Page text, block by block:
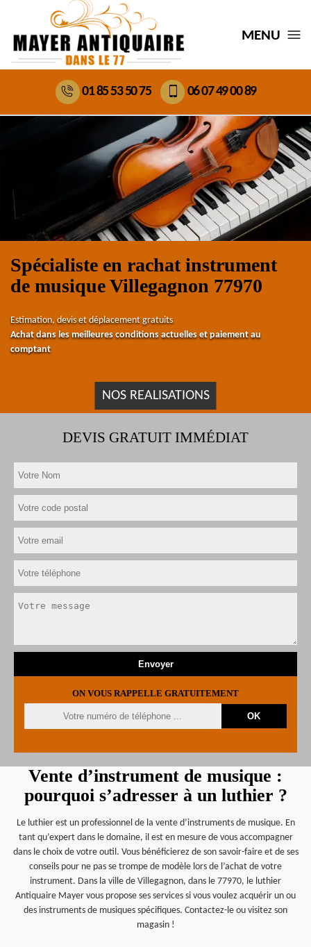
MENU
01 85 53 50 75 06 07 49 00 89
Spécialiste en rachat instrument
de musique Villegagnon 77970
Estimation, devis et déplacement gratuits
Achat dans les meilleures conditions actuelles et paiement au
comptant
NOS REALISATIONS
DEVIS GRATUIT IMMÉDIAT
ON VOUS RAPPELLE GRATUITEMENT
Vente d’instrument de musique :
pourquoi s’adresser à un luthier ?
Le luthier est un professionnel de la vente d’instruments de musique. En
tant qu’expert dans le domaine, il est en mesure de vous accompagner
dans le choix de votre outil. Vous bénéficierez de son savoir-faire et de ses
conseils pour ne pas se trompe de modèle lors de l’achat de votre
instrument. Dans la ville de Villegagnon, dans le 77970, le luthier
Antiquaire Mayer vous propose ses services si vous voulez acquérir un ou
des instruments de musiques spécifiques. Contactez-le ou visitez son
magasin !